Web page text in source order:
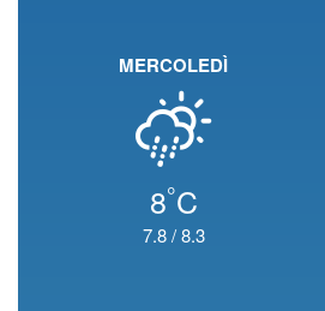
MERCOLEDÌ
8°C
7.8/8.3